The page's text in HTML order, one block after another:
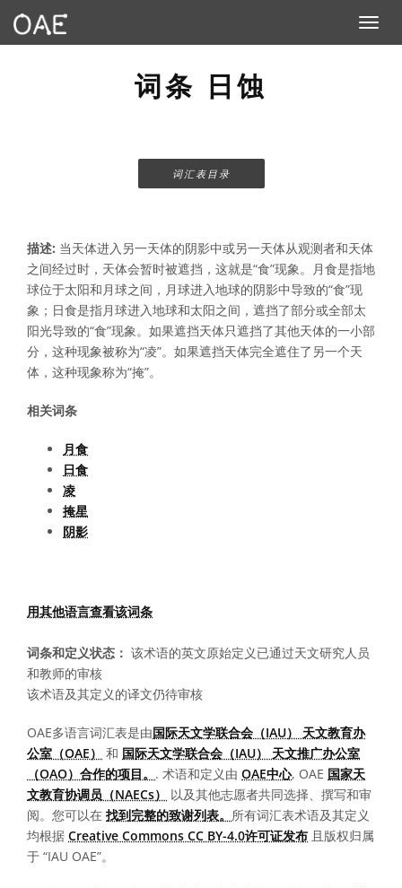
Toggle
词条 日蚀
词汇表目录
描述: 当天体进入另一天体的阴影中或另一天体从观测者和天体
之间经过时，天体会暂时被遮挡，这就是“食”现象。月食是指地
球位于太阳和月球之间，月球进入地球的阴影中导致的“食”现
象；日食是指月球进入地球和太阳之间，遮挡了部分或全部太
阳光导致的“食”现象。如果遮挡天体只遮挡了其他天体的一小部
分，这种现象被称为“凌”。如果遮挡天体完全遮住了另一个天
体，这种现象称为“掩”。
相关词条
月食
日食
凌
掩星
阴影
用其他语言查看该词条
词条和定义状态： 该术语的英文原始定义已通过天文研究人员
和教师的审核
该术语及其定义的译文仍待审核
OAE多语言词汇表是由国际天文学联合会（IAU） 天文教育办
公室（OAE）
和 国际天文学联合会（IAU） 天文推广办公室
（OAO）合作的项目。 . 术语和定义由 OAE中心, OAE 国家天
文教育协调员（NAECs）
以及其他志愿者共同选择、撰写和审
阅。您可以在 找到完整的致谢列表。 所有词汇表术语及其定义
均根据 Creative Commons CC BY-4.0许可证发布 且版权归属
于 “IAU OAE”。